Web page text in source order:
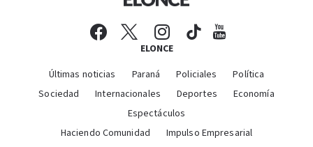
ELONCE
Últimas noticias Paraná Policiales
Política
Sociedad
Internacionales Deportes
Economía
Espectáculos
Haciendo Comunidad
Impulso Empresarial